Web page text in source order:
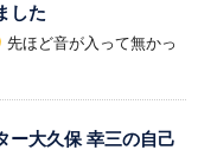
した
先ほど音が入って無かっ
ー大久保 幸三の自己